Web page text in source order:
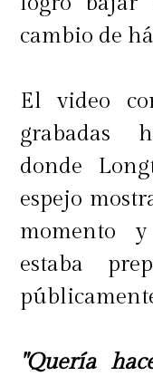
cambio de
El video
grabadas
donde
espejo
momento
estaba
"Quería